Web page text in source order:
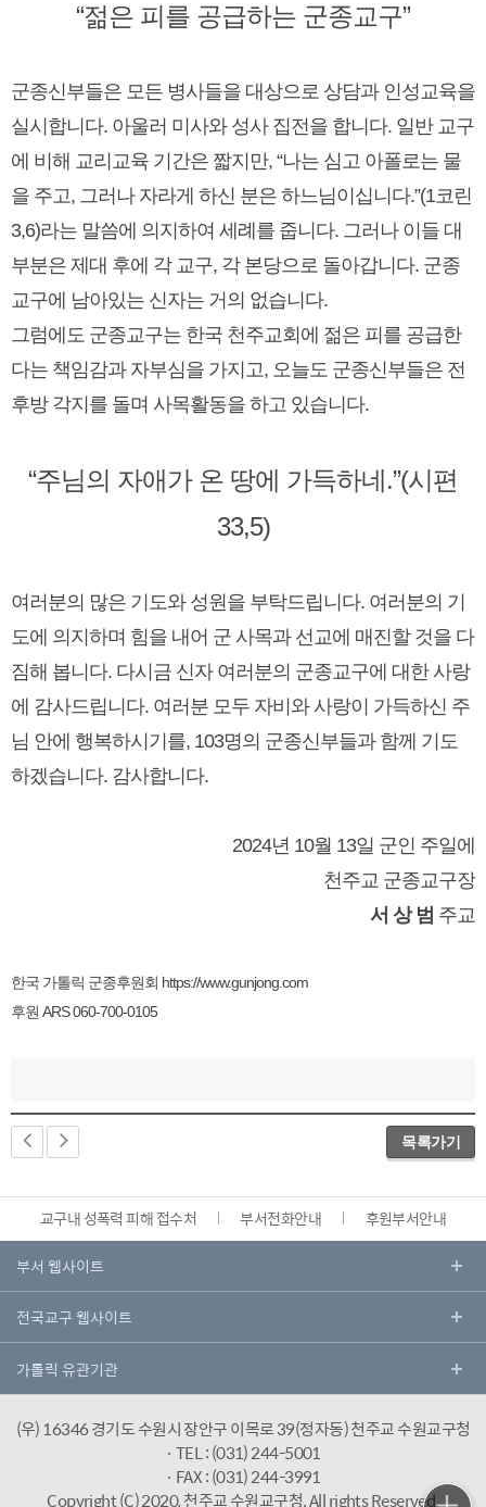
“젊은 피를 공급하는 군종교구”
군종신부들은 모든 병사들을 대상으로 상담과 인성교육을
실시합니다. 아울러 미사와 성사 집전을 합니다. 일반 교구
에 비해 교리교육 기간은 짧지만, “나는 심고 아폴로는 물
을 주고, 그러나 자라게 하신 분은 하느님이십니다.”(1코린
3,6)라는 말씀에 의지하여 세례를 줍니다. 그러나 이들 대
부분은 제대 후에 각 교구, 각 본당으로 돌아갑니다. 군종
교구에 남아있는 신자는 거의 없습니다.
그럼에도 군종교구는 한국 천주교회에 젊은 피를 공급한
다는 책임감과 자부심을 가지고, 오늘도 군종신부들은 전
후방 각지를 돌며 사목활동을 하고 있습니다.
“주님의 자애가 온 땅에 가득하네.”(시편
33,5)
여러분의 많은 기도와 성원을 부탁드립니다. 여러분의 기
도에 의지하며 힘을 내어 군 사목과 선교에 매진할 것을 다
짐해 봅니다. 다시금 신자 여러분의 군종교구에 대한 사랑
에 감사드립니다. 여러분 모두 자비와 사랑이 가득하신 주
님 안에 행복하시기를, 103명의 군종신부들과 함께 기도
하겠습니다. 감사합니다.
2024년 10월 13일 군인 주일에
천주교 군종교구장
서 상 범 주교
한국 가톨릭 군종후원회 https://www.gunjong.com
후원 ARS 060-700-0105
목록가기
교구내 성폭력 피해 접수처 부서전화안내 후원부서안내
(우) 16346 경기도 수원시 장안구 이목로 39(정자동) 천주교 수원교구청
· TEL : (031) 244-5001
· FAX : (031) 244-3991
Copyright (C) 2020, 천주교 수원교구청.All rights Reserved.